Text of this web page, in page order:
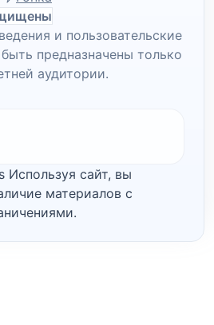
и пользовательские
предназначены только
аудитории.
Используя сайт, вы
материалов с